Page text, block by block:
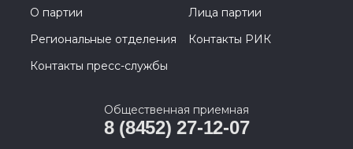
О партии
Лица партии
Региональные отделения
Контакты РИК
Контакты пресс-службы
Общественная приемная
8 (8452) 27-12-07